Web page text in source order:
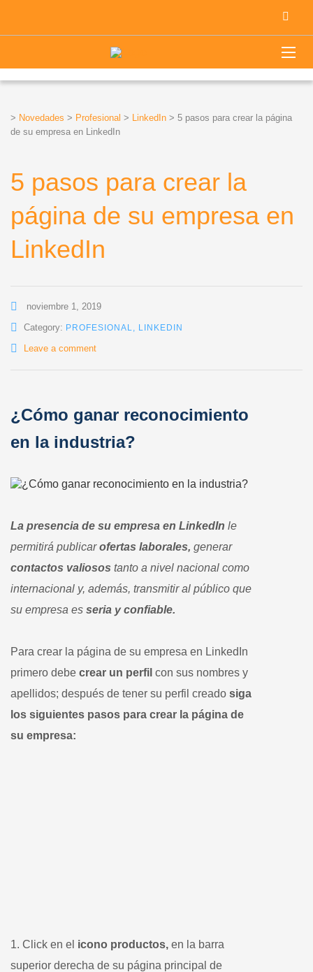
> Novedades > Profesional > LinkedIn > 5 pasos para crear la página
de su empresa en LinkedIn
5 pasos para crear la
página de su empresa en
LinkedIn
noviembre 1, 2019
Category: PROFESIONAL, LINKEDIN
Leave a comment
¿Cómo ganar reconocimiento
en la industria?
La presencia de su empresa en LinkedIn le
permitirá publicarofertas laborales, generar
contactos valiosos tanto a nivel nacional como
internacional y, además, transmitir al público que
su empresa es seria y confiable.
Para crear la página de su empresa en LinkedIn
primero debe crear un perfil con sus nombres y
apellidos; después de tener su perfil creado siga
los siguientes pasos para crear la página de
su empresa:
1. Click en el icono productos, en la barra
superior derecha de su página principal de